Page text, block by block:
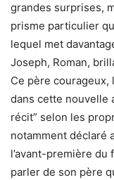
grandes surprises,
prisme particulier
lequel met
Joseph, Roman,
Ce père
dans cette nouvelle
récit” selon les
notamment déclaré
l’avant-première du
parler de son père